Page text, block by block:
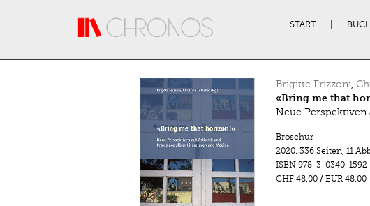
START
Brigitte Frizzoni,
«Bring me that
Neue
Broschur
2020. 336 Seiten, 11
ISBN 978-3-0340-
CHF 48.00/ EUR 48.00